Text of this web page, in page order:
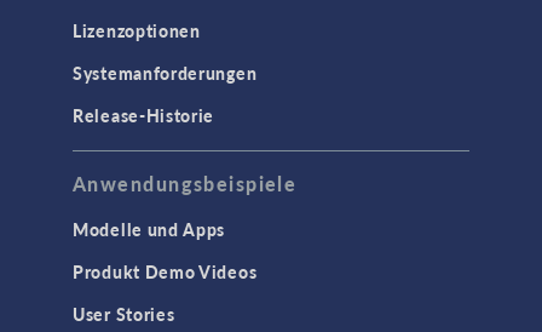
ELEKTROMAGNETIK
Halbleiterbauelemente
Hochfrequenz- und
Niederfrequenz-Elektromagnetik
Plasmaphysik
Lizenzoptionen
Systemanforderungen
Release-Historie
Anwendungsbeispiele
Modelle und Apps
Produkt Demo Videos
User Stories